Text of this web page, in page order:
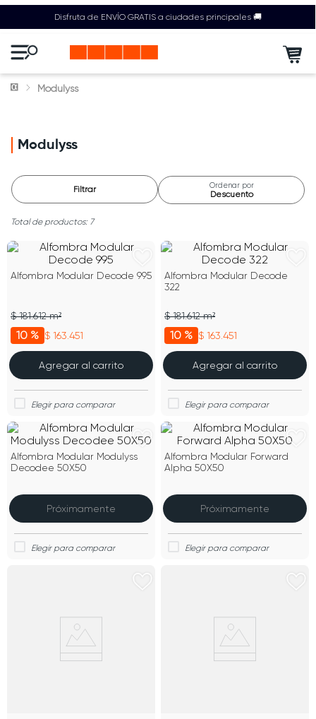
Disfruta de ENVÍO GRATIS a ciudades principales 🚚
Modulyss
Modulyss
Filtrar Ordenar por
Descuento
7
Alfombra Modular Decode 995
10 % $ 163.451
$ 181.612 m²
Agregar al carrito
Alfombra Modular Decode
322
10 % $ 163.451
$ 181.612 m²
Agregar al carrito
Alfombra Modular Modulyss
Decodee 50X50
Próximamente
Alfombra Modular Forward
Alpha 50X50
Próximamente